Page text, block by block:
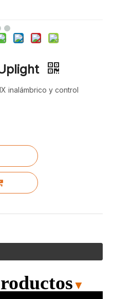
inalámbrico y control
▼